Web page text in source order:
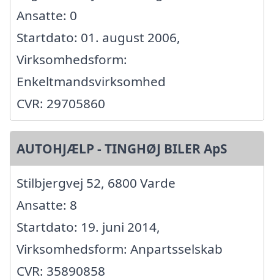
Ansatte: 0
Startdato: 01. august 2006,
Virksomhedsform:
Enkeltmandsvirksomhed
CVR: 29705860
AUTOHJÆLP - TINGHØJ BILER ApS
Stilbjergvej 52, 6800 Varde
Ansatte: 8
Startdato: 19. juni 2014,
Virksomhedsform: Anpartsselskab
CVR: 35890858